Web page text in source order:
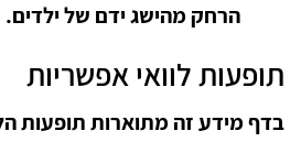
הרחק מהישג ידם של ילדים.
תופעות לוואי אפשריות
בדף מידע זה מתוארות תופעות